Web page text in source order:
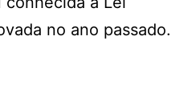
no ano passado.